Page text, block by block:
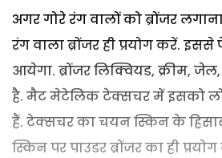
अगर गोरे रंग वालों को ब्रोंजर
रंग वाला ब्रोंजर ही प्रयोग करें.
आयेगा. ब्रोंजर लिक्वियड, क्रीम,
है. मैट मेटेलिक टेक्सचर में इसको
हैं. टेक्सचर का चयन स्किन के
स्किन पर पाउडर ब्रोंजर का ही